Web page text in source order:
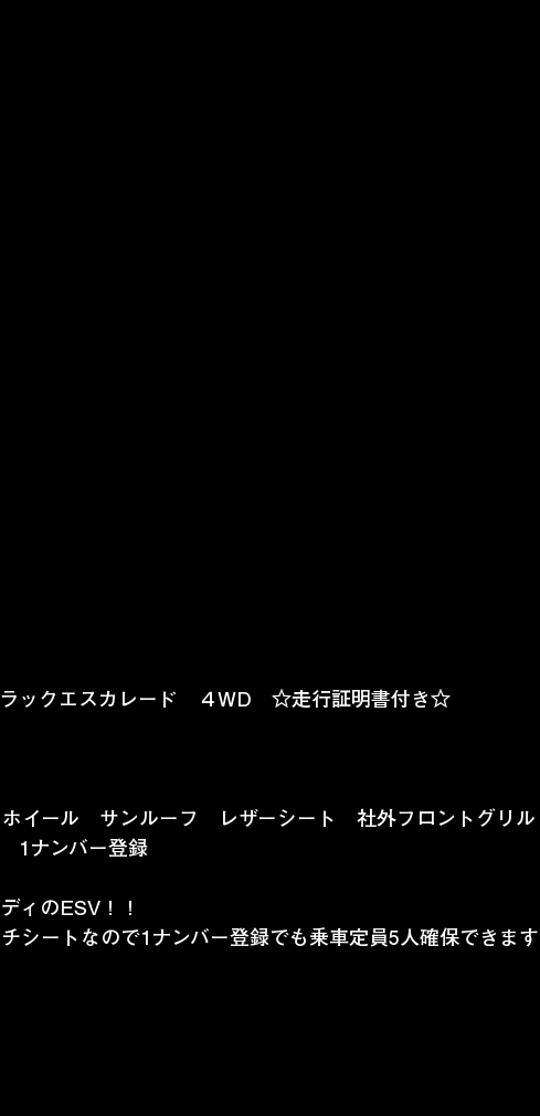
ックエスカレード　４WD　☆走行証明書付き☆
イール　サンルーフ　レザーシート　社外フロントグリ
1ナンバー登録
ィのESV！！
シートなので1ナンバー登録でも乗車定員5人確保できま